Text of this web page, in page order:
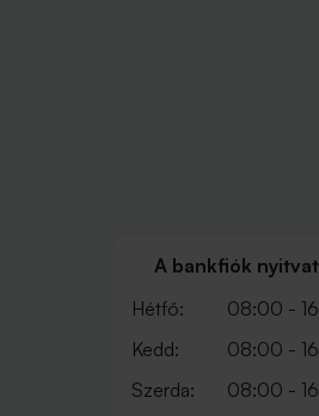
A bankfiók
Hétfő:
08:00 -
Kedd:
08:00 -
Szerda:
08:00 -